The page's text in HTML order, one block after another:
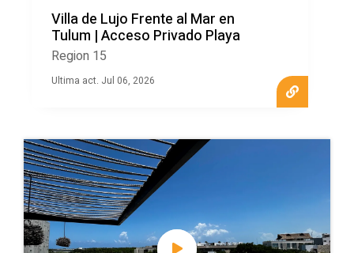
Villa de Lujo Frente al Mar en
Tulum | Acceso Privado Playa
Region 15
Ultima act. Jul 06, 2026